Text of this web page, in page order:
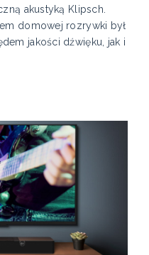
akustyką Klipsch.
domowej rozrywki był
jakości dźwięku, jak i